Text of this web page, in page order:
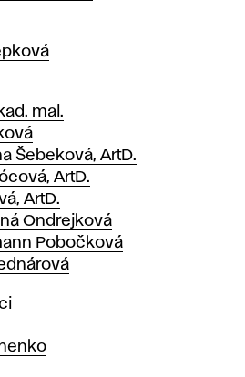
mal.
Šebeková, ArtD.
ArtD.
ArtD.
Ondrejková
Pobočková